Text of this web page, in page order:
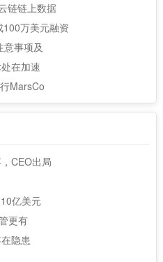
链链上数据
万美元融资
事项及
在加速
MarsCo
CEO出局
亿美元
更有
隐患